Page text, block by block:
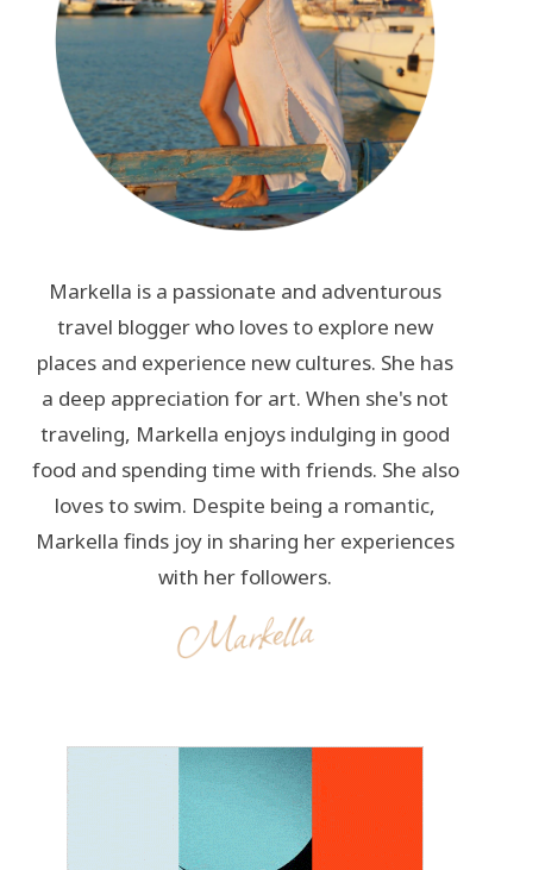
Markella is a passionate and adventurous
travel blogger who loves to explore new
places and experience new cultures. She has
a deep appreciation for art. When she's not
traveling, Markella enjoys indulging in good
food and spending time with friends. She also
loves to swim. Despite being a romantic,
Markella finds joy in sharing her experiences
with her followers.